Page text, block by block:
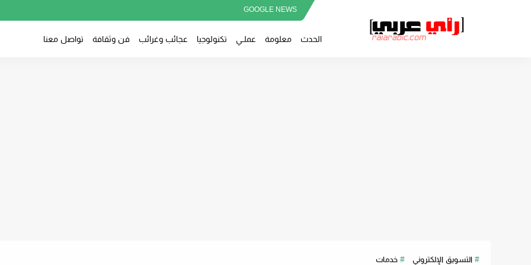
GOOGLE NEWS
الحدث معلومة عملــي تكنولوجيا عجائب وغرائب فن وثقافة تواصل معنا
التسويق الإلكتروني خدمات